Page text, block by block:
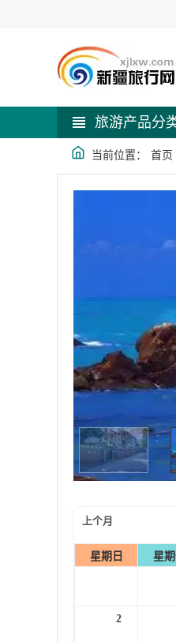
旅游产品分
当前位置： 首页
上个月
星期日 星
2